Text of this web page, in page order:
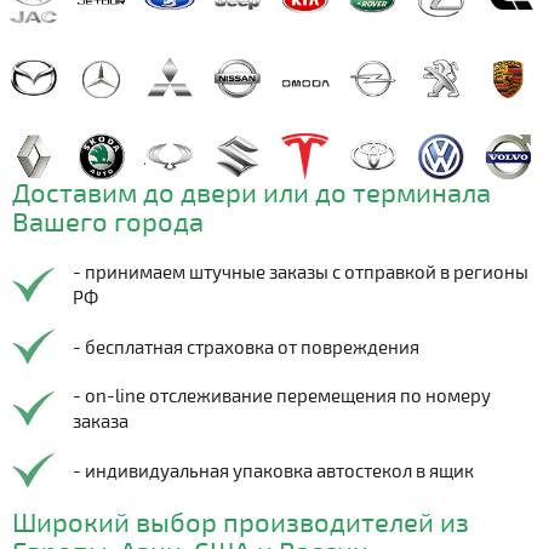
Доставим до двери или до терминала
Вашего города
- принимаем штучные заказы с отправкой в регионы
РФ
- бесплатная страховка от повреждения
- on-line отслеживание перемещения по номеру
заказа
- индивидуальная упаковка автостекол в ящик
Широкий выбор производителей из